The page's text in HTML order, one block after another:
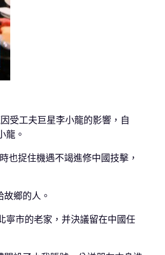
受工夫巨星李小龍的影響，自
龍。
也捉住機遇不竭進修中國技擊，
鄉的人。
寧市的老家，并決議留在中國任